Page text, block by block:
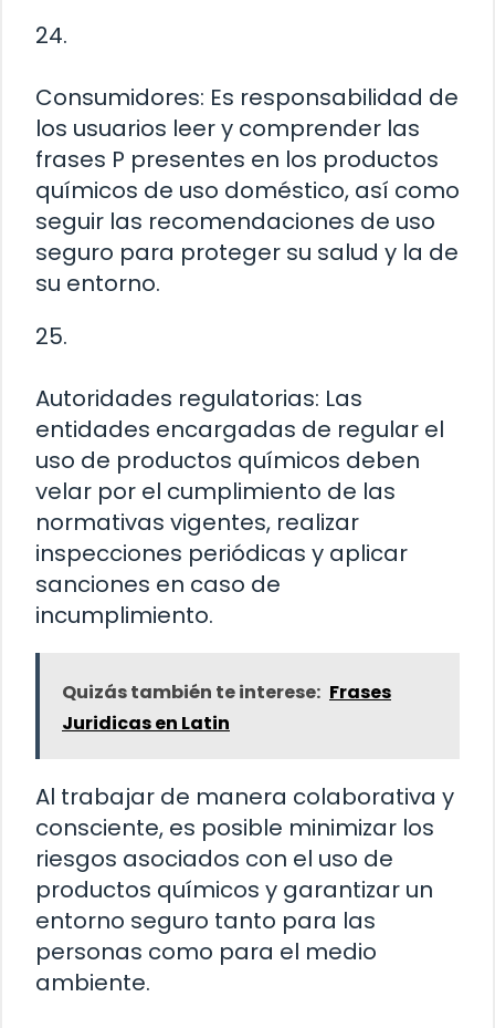
24.
Consumidores: Es responsabilidad de
los usuarios leer y comprender las
frases P presentes en los productos
químicos de uso doméstico, así como
seguir las recomendaciones de uso
seguro para proteger su salud y la de
su entorno.
25.
Autoridades regulatorias: Las
entidades encargadas de regular el
uso de productos químicos deben
velar por el cumplimiento de las
normativas vigentes, realizar
inspecciones periódicas y aplicar
sanciones en caso de
incumplimiento.
Quizás también te interese: Frases
Juridicas en Latin
Al trabajar de manera colaborativa y
consciente, es posible minimizar los
riesgos asociados con el uso de
productos químicos y garantizar un
entorno seguro tanto para las
personas como para el medio
ambiente.